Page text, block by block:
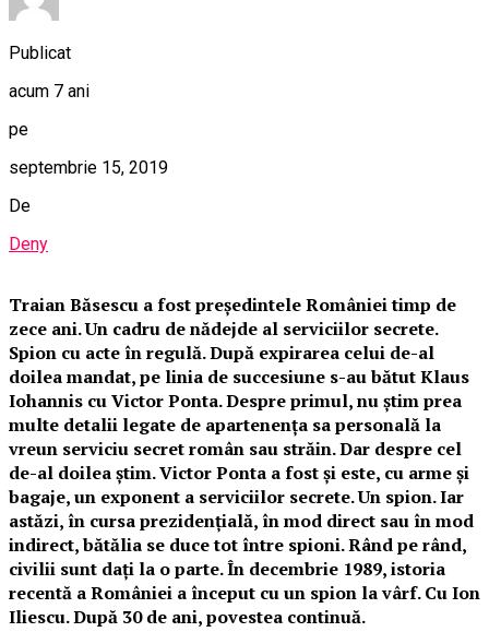
Publicat
acum 7 ani
pe
septembrie 15, 2019
De
Deny
Traian Băsescu a fost președintele României timp de
zece ani. Un cadru de nădejde al serviciilor secrete.
Spion cu acte în regulă. După expirarea celui de-al
doilea mandat, pe linia de succesiune s-au bătut Klaus
Iohannis cu Victor Ponta. Despre primul, nu știm prea
multe detalii legate de apartenența sa personală la
vreun serviciu secret român sau străin. Dar despre cel
de-al doilea știm. Victor Ponta a fost și este, cu arme și
bagaje, un exponent a serviciilor secrete. Un spion. Iar
astăzi, în cursa prezidențială, în mod direct sau în mod
indirect, bătălia se duce tot între spioni. Rând pe rând,
civilii sunt dați la o parte. În decembrie 1989, istoria
recentă a României a început cu un spion la vârf. Cu Ion
Iliescu. După 30 de ani, povestea continuă.